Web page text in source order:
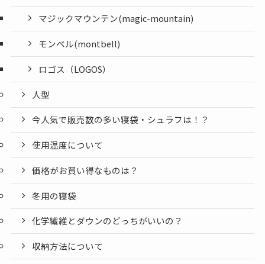
マジックマウンテン(magic-mountain)
モンベル(montbell)
ロゴス（LOGOS）
人型
今人気で販売数の多い寝袋・シュラフは！？
使用温度について
価格がお買い得なものは？
冬用の寝袋
化学繊維とダウンのどっちがいいの？
収納方法について